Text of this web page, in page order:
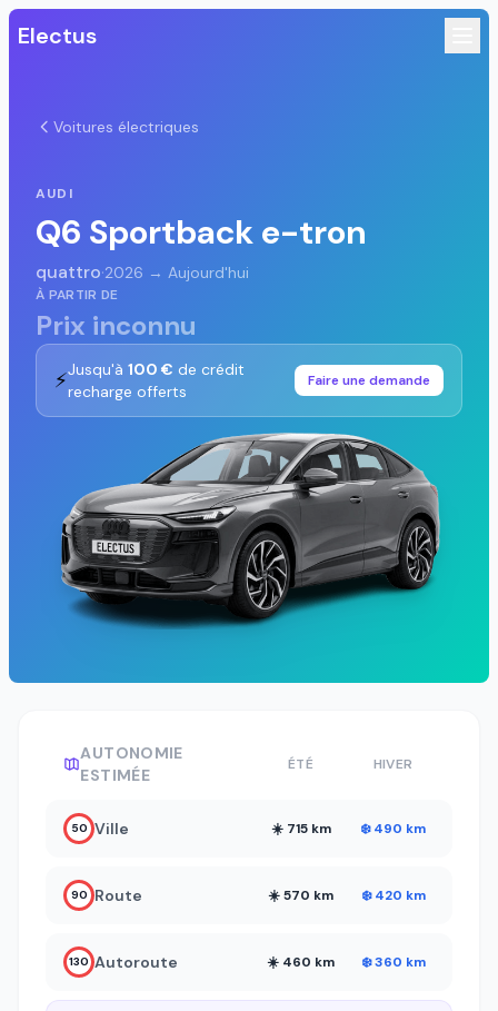
Electus
Voitures électriques
AUDI
Q6 Sportback e-tron
quattro·2026 → Aujourd'hui
À PARTIR DE
Prix inconnu
⚡Jusqu'à 100 € de crédit
recharge offerts
Faire une demande
AUTONOMIE
ESTIMÉE
ÉTÉ HIVER
50 Ville ☀️ 715 km ❄️ 490 km
90 Route ☀️ 570 km ❄️ 420 km
130 Autoroute ☀️ 460 km ❄️ 360 km